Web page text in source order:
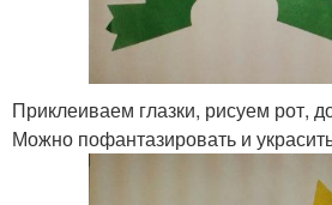
Приклеиваем глазки, рисуем рот,
Можно пофантазировать и